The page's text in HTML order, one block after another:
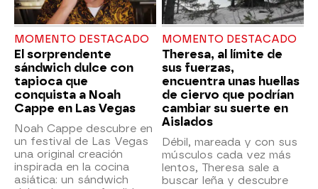
MOMENTO DESTACADO
El sorprendente
sándwich dulce con
tapioca que
conquista a Noah
Cappe en Las Vegas
Noah Cappe descubre en
un festival de Las Vegas
una original creación
inspirada en la cocina
asiática: un sándwich
MOMENTO DESTACADO
Theresa, al límite de
sus fuerzas,
encuentra unas huellas
de ciervo que podrían
cambiar su suerte en
Aislados
Débil, mareada y con sus
músculos cada vez más
lentos, Theresa sale a
buscar leña y descubre